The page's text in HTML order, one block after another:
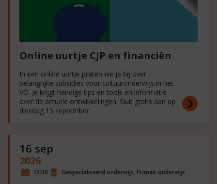
Online uurtje CJP en financiën
In een online uurtje praten we je bij over
belangrijke subsidies voor cultuuronderwijs in het
VO. Je krijgt handige tips en tools en informatie
over de actuele ontwikkelingen. Sluit gratis aan op
dinsdag 15 september.
16 sep
2026
15:30 Gespecialiseerd onderwijs, Primair onderwijs